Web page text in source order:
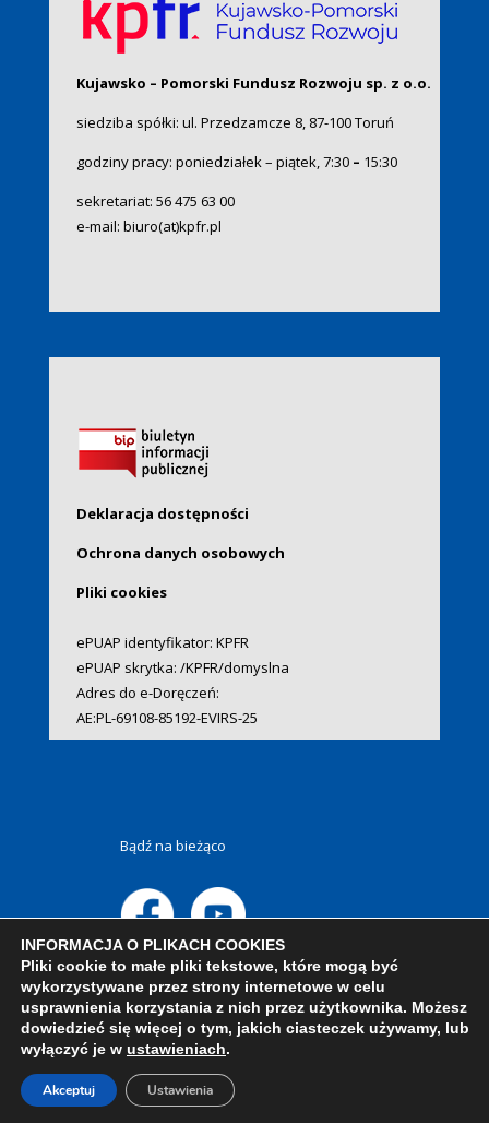
Kujawsko – Pomorski Fundusz Rozwoju sp. z o.o.
siedziba spółki: ul. Przedzamcze 8, 87-100 Toruń
godziny pracy: poniedziałek – piątek, 7:30– 15:30
sekretariat: 56 475 63 00
e-mail: biuro(at)kpfr.pl
Deklaracja dostępności
Ochrona danych osobowych
Pliki cookies
ePUAP identyfikator: KPFR
ePUAP skrytka: /KPFR/domyslna
Adres do e-Doręczeń:
AE:PL-69108-85192-EVIRS-25
Bądź na bieżąco
INFORMACJA O PLIKACH COOKIES
Pliki cookie to małe pliki tekstowe, które mogą być
wykorzystywane przez strony internetowe w celu
usprawnienia korzystania z nich przez użytkownika. Możesz
dowiedzieć się więcej o tym, jakich ciasteczek używamy, lub
wyłączyć je w ustawieniach.
Akceptuj Ustawienia